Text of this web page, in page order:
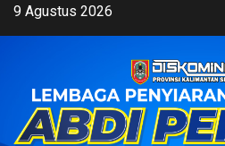
Skip9 Agustus 2026